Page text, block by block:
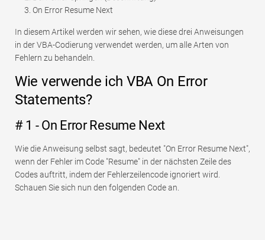
On Error Resume Next
In diesem Artikel werden wir sehen, wie diese drei Anweisungen
in der VBA-Codierung verwendet werden, um alle Arten von
Fehlern zu behandeln.
Wie verwende ich VBA On Error
Statements?
# 1 - On Error Resume Next
Wie die Anweisung selbst sagt, bedeutet "On Error Resume Next",
wenn der Fehler im Code "Resume" in der nächsten Zeile des
Codes auftritt, indem der Fehlerzeilencode ignoriert wird.
Schauen Sie sich nun den folgenden Code an.